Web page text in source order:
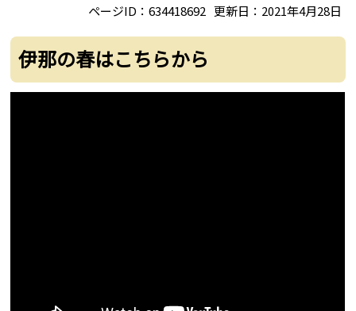
ページID：634418692 更新日：2021年4月28日
伊那の春はこちらから